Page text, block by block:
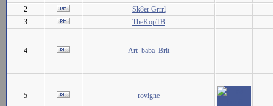
2
Sk8er Grrrl
3
TheKopTB
4 Art_baba_Brit
5 rovigne